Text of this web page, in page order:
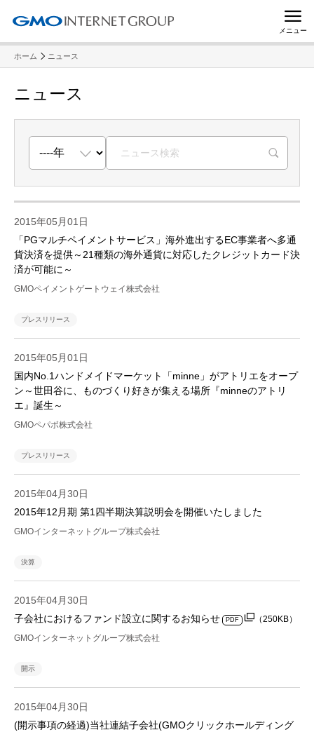
メニュー
ホーム ニュース
ニュース
2015年05月01日
「PGマルチペイメントサービス」海外進出するEC事業者へ多通
貨決済を提供～21種類の海外通貨に対応したクレジットカード決
済が可能に～
GMOペイメントゲートウェイ株式会社
プレスリリース
2015年05月01日
国内No.1ハンドメイドマーケット「minne」がアトリエをオープ
ン～世田谷に、ものづくり好きが集える場所『minneのアトリ
エ』誕生～
GMOペパボ株式会社
プレスリリース
2015年04月30日
2015年12月期 第1四半期決算説明会を開催いたしました
GMOインターネットグループ株式会社
決算
2015年04月30日
子会社におけるファンド設立に関するお知らせ
PDF
（250KB）
GMOインターネットグループ株式会社
開示
2015年04月30日
(開示事項の経過)当社連結子会社(GMOクリックホールディング